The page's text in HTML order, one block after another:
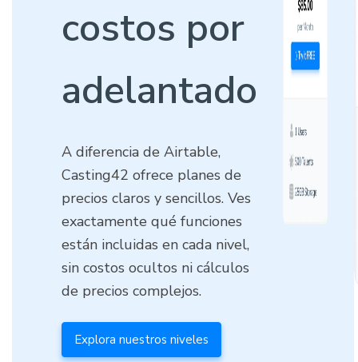
costos por
adelantado
A diferencia de Airtable,
Casting42 ofrece planes de
precios claros y sencillos. Ves
exactamente qué funciones
están incluidas en cada nivel,
sin costos ocultos ni cálculos
de precios complejos.
Explora nuestros niveles